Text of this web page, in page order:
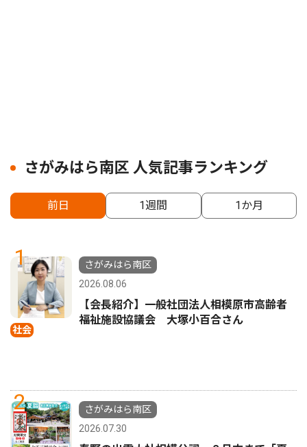
さがみはら南区 人気記事ランキング
前日 1週間 1か月
1
社会
さがみはら南区
2026.08.06
【会長紹介】一般社団法人相模原市高齢者
福祉施設協議会 大塚小百合さん
2
さがみはら南区
2026.07.30